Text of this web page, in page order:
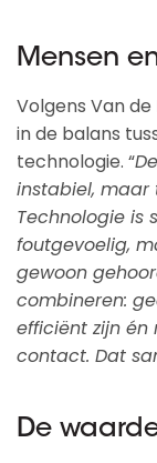
Mensen
Volgens Van
in de balans
technologie. “
instabiel, maar
Technologie is
foutgevoelig,
gewoon
combineren:
efficiënt zijn én
contact. Dat
De